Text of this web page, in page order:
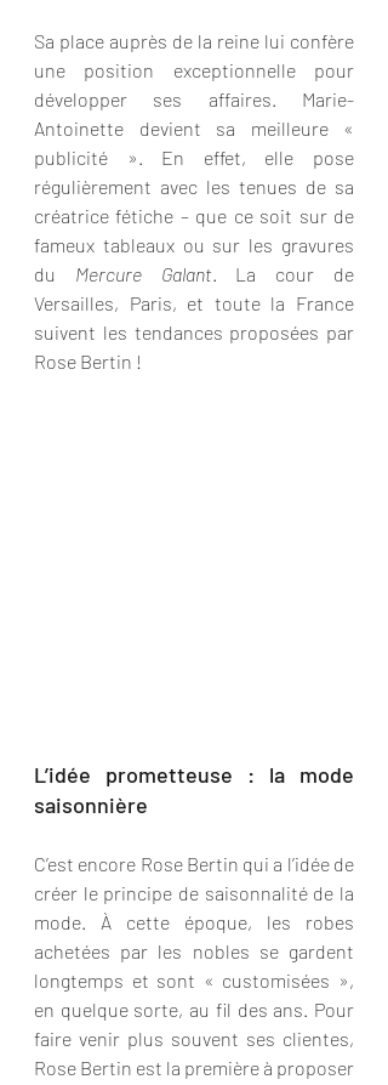
Sa place auprès de la reine lui confère
une position exceptionnelle pour
développer ses affaires. Marie-
Antoinette devient sa meilleure «
publicité ». En effet, elle pose
régulièrement avec les tenues de sa
créatrice fétiche – que ce soit sur de
fameux tableaux ou sur les gravures
du Mercure Galant. La cour de
Versailles, Paris, et toute la France
suivent les tendances proposées par
Rose Bertin !
L’idée prometteuse : la mode
saisonnière
C’est encore Rose Bertin qui a l’idée de
créer le principe de saisonnalité de la
mode. À cette époque, les robes
achetées par les nobles se gardent
longtemps et sont « customisées »,
en quelque sorte, au fil des ans. Pour
faire venir plus souvent ses clientes,
Rose Bertin est la première à proposer